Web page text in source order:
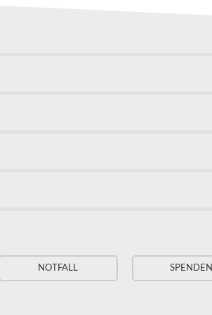
NOTFALL SPENDEN